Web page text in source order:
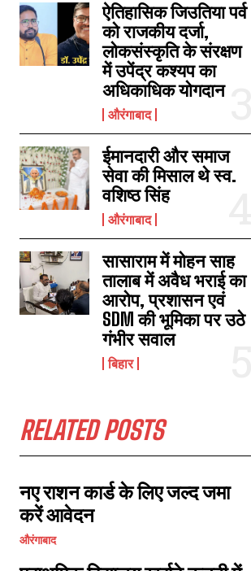
नबीनगर व्यापार मंडल अध्यक्ष हत्या कांड मामले में अंकोरहा
को राजनीतिक कारणों से फंसाने का आरोप
December 23, 2024
In "औरंगाबाद"
ऐतिहासिक जिउतिया पर्व
को राजकीय दर्जा,
लोकसंस्कृति के संरक्षण
में उपेंद्र कश्यप का
अधिकाधिक योगदान
औरंगाबाद
ईमानदारी और समाज
सेवा की मिसाल थे स्व.
वशिष्ठ सिंह
औरंगाबाद
सासाराम में मोहन साह
तालाब में अवैध भराई का
आरोप, प्रशासन एवं
SDM की भूमिका पर उठे
गंभीर सवाल
बिहार
RELATED POSTS
नए राशन कार्ड के लिए जल्द जमा
करें आवेदन
औरंगाबाद